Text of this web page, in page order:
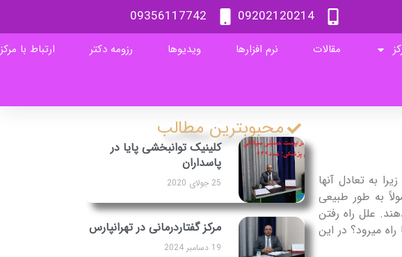
09202120214
09356117742
مقالات نرم افزارها ویدیوها رزومه دکتر ارتباط با مرکز
زیرا به تعادل آنها
به طور طبیعی
علل راه رفتن
میرود؟ در این
محبوبترین مطالب
کلینیک توانبخشی پایا در
پاسداران
25 جولای 2020
مرکز گفتاردرمانی در تهرانپارس
19 دسامبر 2024